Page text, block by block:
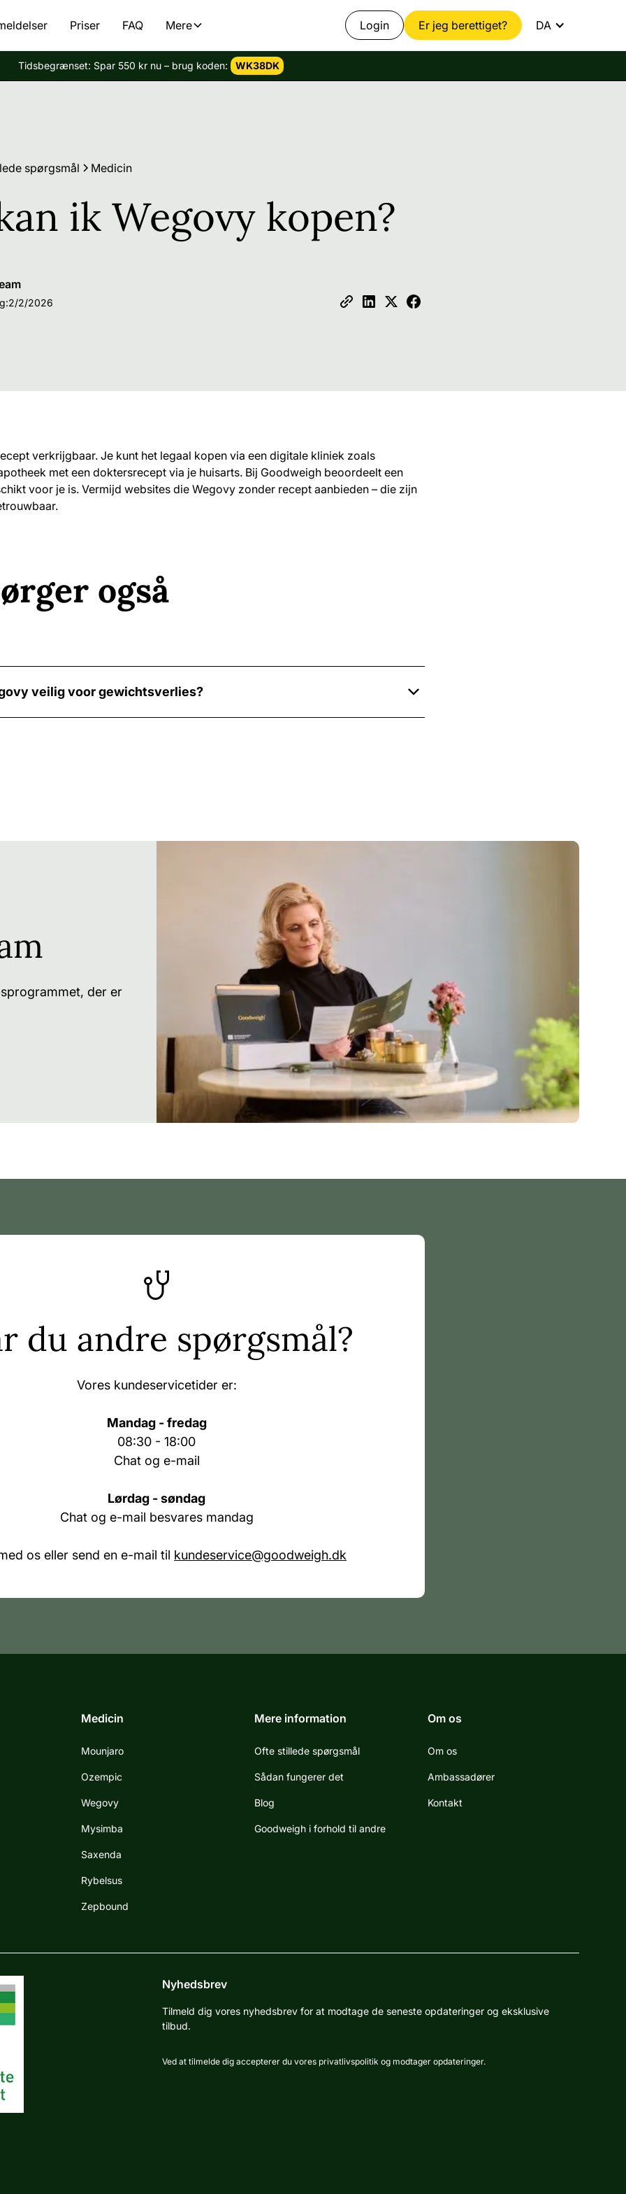
Priser FAQ Mere Login Er jeg berettiget? DA
Tidsbegrænset: Spar 550 kr nu – brug koden: WK38DK
spørgsmål Medicin
ik Wegovy kopen?
2/2/2026
verkrijgbaar. Je kunt het legaal kopen via een digitale kliniek zoals
met een doktersrecept via je huisarts. Bij Goodweigh beoordeelt een
voor je is. Vermijd websites die Wegovy zonder recept aanbieden – die zijn
også
veilig voor gewichtsverlies?
begint met 0,25 mg per week voor de eerste vier weken. Daarna verhoog je
tot je de onderhoudsdosis van 2,4 mg per week bereikt. Kies een vaste dag
zodat je gemakkelijk een routine kunt ontwikkelen.
je deze binnen 5 dagen alsnog toedienen, waarna je terugkeert naar het
Wegovy pagina
voor extra informatie en
en veiligheid van
er bijwerkingen optreden, waaronder misselijkheid en
voor optimale resultaten. Voor meer opties kun je onze andere
der er
du andre spørgsmål?
Vores kundeservicetider er:
Mandag - fredag
08:30 - 18:00
Chat og e-mail
Lørdag - søndag
Chat og e-mail besvares mandag
os eller send en e-mail til kundeservice@goodweigh.dk
Medicin
Mounjaro
Ozempic
Wegovy
Mysimba
Saxenda
Rybelsus
Zepbound
Mere information
Ofte stillede spørgsmål
Sådan fungerer det
Blog
Goodweigh i forhold til andre
Om os
Om os
Ambassadører
Kontakt
Nyhedsbrev
Tilmeld dig vores nyhedsbrev for at modtage de seneste opdateringer og eksklusive
tilbud.
Ved at tilmelde dig accepterer du vores privatlivspolitik og modtager opdateringer.